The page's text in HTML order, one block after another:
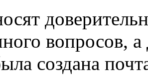
вопросов,
создана